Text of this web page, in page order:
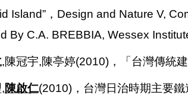
Island”，Design and Nature V,
By C.A. BREBBIA, Wessex
,陳冠宇,陳亭婷(2010)，「台灣傳統
陳啟仁(2010)，台灣日治時期主要